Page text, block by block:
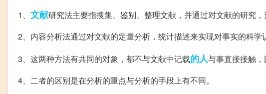
1、 文献研究法主要指搜集、鉴别、整理文献，并通过对文献的研究
2、内容分析法通过对文献的定量分析，统计描述来实现对事实的科学
3、这两种方法有共同的对象，都不与文献中记载的人与事直接接触，
4、二者的区别是在分析的重点与分析的手段上有不同。